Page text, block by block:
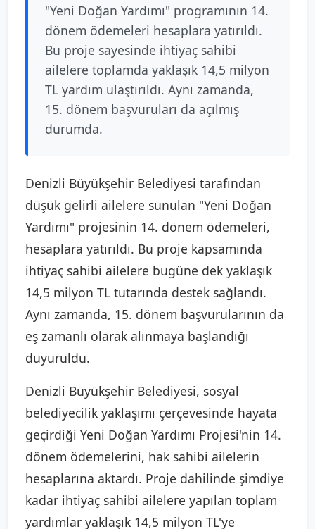
"Yeni Doğan Yardımı" programının 14.
dönem ödemeleri hesaplara yatırıldı.
Bu proje sayesinde ihtiyaç sahibi
ailelere toplamda yaklaşık 14,5 milyon
TL yardım ulaştırıldı. Aynı zamanda,
15. dönem başvuruları da açılmış
durumda.
Denizli Büyükşehir Belediyesi tarafından
düşük gelirli ailelere sunulan "Yeni Doğan
Yardımı" projesinin 14. dönem ödemeleri,
hesaplara yatırıldı. Bu proje kapsamında
ihtiyaç sahibi ailelere bugüne dek yaklaşık
14,5 milyon TL tutarında destek sağlandı.
Aynı zamanda, 15. dönem başvurularının da
eş zamanlı olarak alınmaya başlandığı
duyuruldu.
Denizli Büyükşehir Belediyesi, sosyal
belediyecilik yaklaşımı çerçevesinde hayata
geçirdiği Yeni Doğan Yardımı Projesi'nin 14.
dönem ödemelerini, hak sahibi ailelerin
hesaplarına aktardı. Proje dahilinde şimdiye
kadar ihtiyaç sahibi ailelere yapılan toplam
yardımlar yaklaşık 14,5 milyon TL'ye